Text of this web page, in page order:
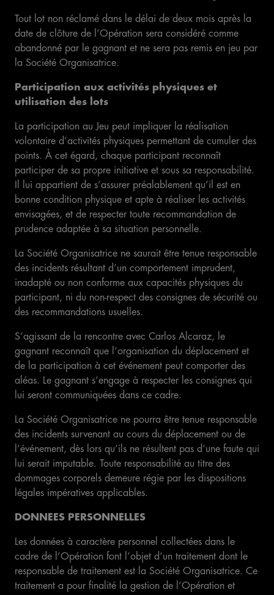
Tout lot non réclamé dans le délai de deux mois après la
date de clôture de l’Opération sera considéré comme
abandonné par le gagnant et ne sera pas remis en jeu par
la Société Organisatrice.
Participation aux activités physiques et
utilisation des lots
La participation au Jeu peut impliquer la réalisation
volontaire d’activités physiques permettant de cumuler des
points. À cet égard, chaque participant reconnaît
participer de sa propre initiative et sous sa responsabilité.
Il lui appartient de s’assurer préalablement qu’il est en
bonne condition physique et apte à réaliser les activités
envisagées, et de respecter toute recommandation de
prudence adaptée à sa situation personnelle.
La Société Organisatrice ne saurait être tenue responsable
des incidents résultant d’un comportement imprudent,
inadapté ou non conforme aux capacités physiques du
participant, ni du non-respect des consignes de sécurité ou
des recommandations usuelles.
S’agissant de la rencontre avec Carlos Alcaraz, le
gagnant reconnaît que l’organisation du déplacement et
de la participation à cet événement peut comporter des
aléas. Le gagnant s’engage à respecter les consignes qui
lui seront communiquées dans ce cadre.
La Société Organisatrice ne pourra être tenue responsable
des incidents survenant au cours du déplacement ou de
l’événement, dès lors qu’ils ne résultent pas d’une faute qui
lui serait imputable. Toute responsabilité au titre des
dommages corporels demeure régie par les dispositions
légales impératives applicables.
DONNEES PERSONNELLES
Les données à caractère personnel collectées dans le
cadre de l’Opération font l’objet d’un traitement dont le
responsable de traitement est la Société Organisatrice. Ce
traitement a pour finalité la gestion de l’Opération et